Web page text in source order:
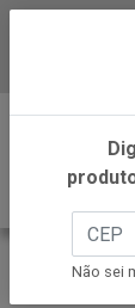
INÍCIO
Não sei